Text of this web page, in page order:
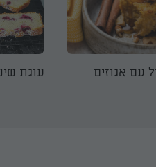
עם אגוזים עוגת